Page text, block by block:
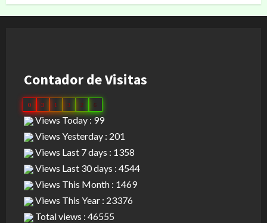
Contador de Visitas
0 3 1 3 2 6
Views Today : 99
Views Yesterday : 201
Views Last 7 days : 1358
Views Last 30 days : 4544
Views This Month : 1469
Views This Year : 23376
Total views : 46555